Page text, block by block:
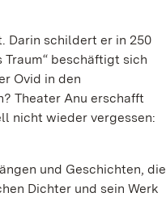
Darin schildert er in 250
beschäftigt sich
Ovid in den
Theater Anu erschafft
nicht wieder vergessen:
und Geschichten, die
Dichter und sein Werk